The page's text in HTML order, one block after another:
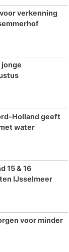
verkenning
jonge
Holland geeft
water
15 & 16
IJsselmeer
voor minder